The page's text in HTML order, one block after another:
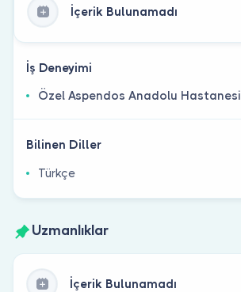
İçerik Bulunamadı
İş Deneyimi
Özel Aspendos Anadolu Hastanesi
Bilinen Diller
Türkçe
Uzmanlıklar
İçerik Bulunamadı